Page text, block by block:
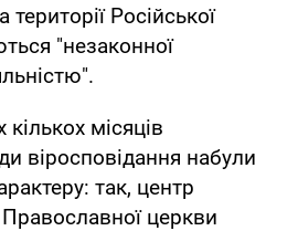
Російської
"незаконної
місяців
віросповідання набули
так, центр
Православної церкви